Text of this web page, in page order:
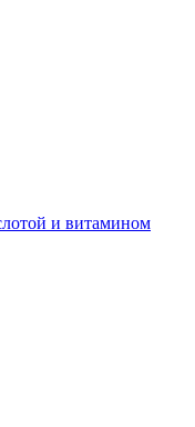
и витамином